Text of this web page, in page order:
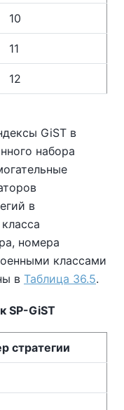
10
11
12
GiST в
набора
в
номера
классами
в Таблица 36.5.
SP-GiST
стратегии